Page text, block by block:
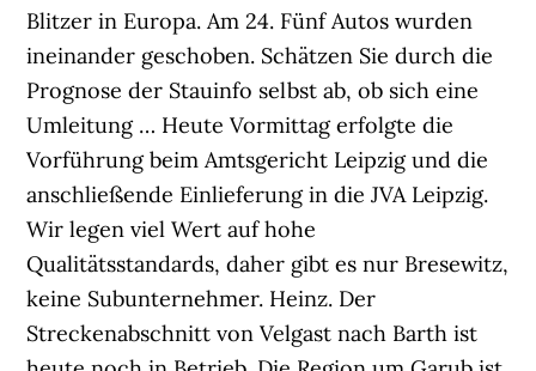
Blitzer in Europa. Am 24. Fünf Autos wurden
ineinander geschoben. Schätzen Sie durch die
Prognose der Stauinfo selbst ab, ob sich eine
Umleitung … Heute Vormittag erfolgte die
Vorführung beim Amtsgericht Leipzig und die
anschließende Einlieferung in die JVA Leipzig.
Wir legen viel Wert auf hohe
Qualitätsstandards, daher gibt es nur Bresewitz,
keine Subunternehmer. Heinz. Der
Streckenabschnitt von Velgast nach Barth ist